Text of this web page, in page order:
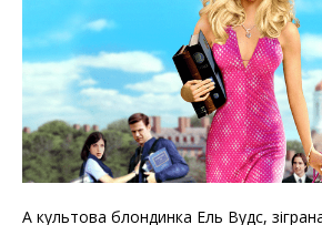
А культова блондинка Ель Вудс,